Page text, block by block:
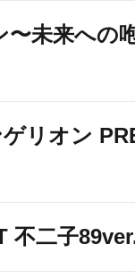
〜未来への
リオン
不二子